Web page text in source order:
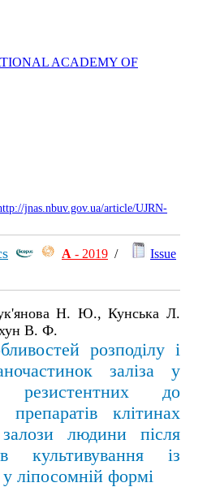
ACADEMY OF
jnas.nbuv.gov.ua/article/UJRN-
А - 2019 /
Issue
Н. Ю., Кунська Л.
В. Ф.
розподілу і
заліза у
до
клітинах
людини після
культивування із
ліпосомній формі